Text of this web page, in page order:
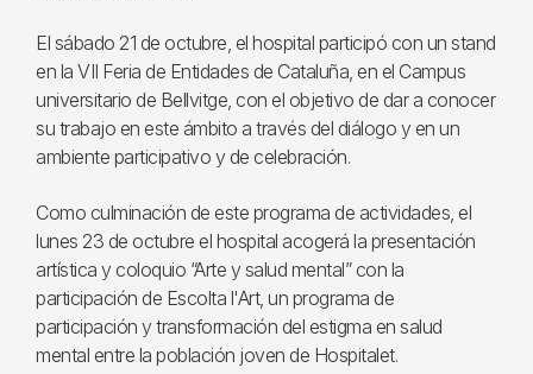
El sábado 21 de octubre, el hospital participó con un stand
en la VII Feria de Entidades de Cataluña, en el Campus
universitario de Bellvitge, con el objetivo de dar a conocer
su trabajo en este ámbito a través del diálogo y en un
ambiente participativo y de celebración.
Como culminación de este programa de actividades, el
lunes 23 de octubre el hospital acogerá la presentación
artística y coloquio “Arte y salud mental” con la
participación de Escolta l'Art, un programa de
participación y transformación del estigma en salud
mental entre la población joven de Hospitalet.